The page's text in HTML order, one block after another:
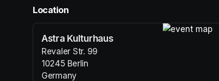
Location
Astra Kulturhaus
Revaler Str. 99
10245 Berlin
Germany